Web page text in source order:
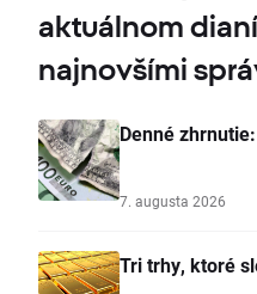
aktuálnom
najnovšími
Denné
7. augusta 2026
Tri trhy, ktoré